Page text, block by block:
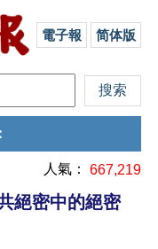
電子報 简体版
：
人氣： 667,219
絕密中的絕密